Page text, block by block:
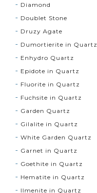
Diamond
Doublet Stone
Druzy Agate
Dumortierite in Quartz
Enhydro Quartz
Epidote in Quartz
Fluorite in Quartz
Fuchsite in Quartz
Garden Quartz
Gilalite in Quartz
White Garden Quartz
Garnet in Quartz
Goethite in Quartz
Hematite in Quartz
Ilmenite in Quartz